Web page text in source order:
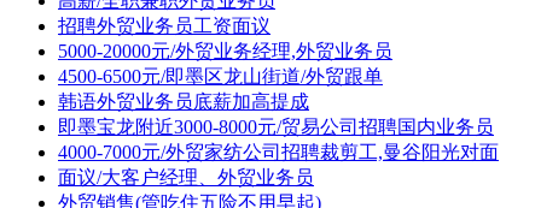
招聘外贸业务员工资面议
5000-20000元/外贸业务经理,外贸业务员
4500-6500元/即墨区龙山街道/外贸跟单
韩语外贸业务员底薪加高提成
即墨宝龙附近3000-8000元/贸易公司招聘国内业务员
4000-7000元/外贸家纺公司招聘裁剪工,曼谷阳光对面
面议/大客户经理、外贸业务员
外贸销售(管吃住五险不用早起)